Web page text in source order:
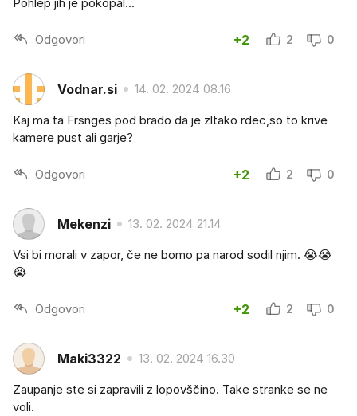
Odgovori +2 2 0
Vodnar.si 14. 02. 2024 08.16
Kaj ma ta Frsnges pod brado da je zltako rdec,so to krive
kamere pust ali garje?
Odgovori +2 2 0
Mekenzi 13. 02. 2024 21.14
Vsi bi morali v zapor, če ne bomo pa narod sodil njim. 😭😭
😭
Odgovori +2 2 0
Maki3322 13. 02. 2024 16.30
Zaupanje ste si zapravili z lopovščino. Take stranke se ne
voli.